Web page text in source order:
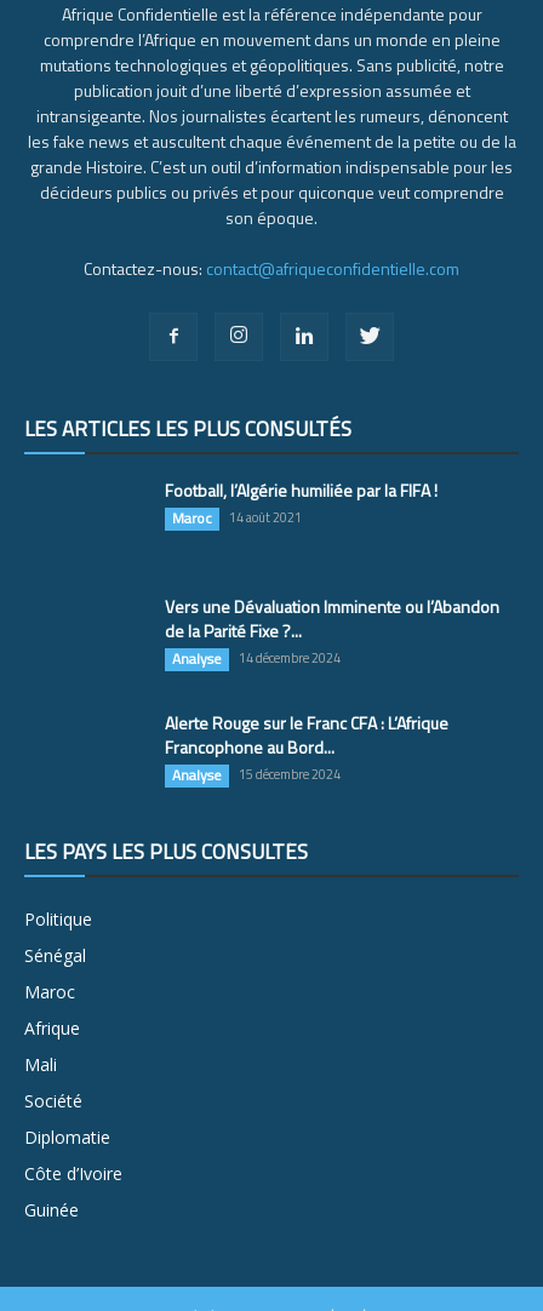
Afrique Confidentielle est la référence indépendante pour
comprendre l’Afrique en mouvement dans un monde en pleine
mutations technologiques et géopolitiques. Sans publicité, notre
publication jouit d’une liberté d’expression assumée et
intransigeante. Nos journalistes écartent les rumeurs, dénoncent
les fake news et auscultent chaque événement de la petite ou de la
grande Histoire. C’est un outil d’information indispensable pour les
décideurs publics ou privés et pour quiconque veut comprendre
son époque.
Contactez-nous: contact@afriqueconfidentielle.com
LES ARTICLES LES PLUS CONSULTÉS
Football, l’Algérie humiliée par la FIFA !
Maroc 14 août 2021
Vers une Dévaluation Imminente ou l’Abandon
de la Parité Fixe ?...
Analyse 14 décembre 2024
Alerte Rouge sur le Franc CFA : L’Afrique
Francophone au Bord...
Analyse 15 décembre 2024
LES PAYS LES PLUS CONSULTÉS
Politique
Sénégal
Maroc
Afrique
Mali
Société
Diplomatie
Côte d’Ivoire
Guinée